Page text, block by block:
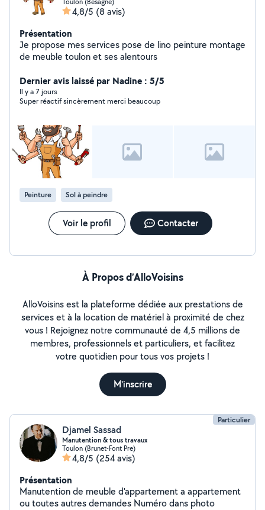
4,8/5 (8 avis)
Présentation
Je propose mes services pose de lino peinture montage
de meuble toulon et ses alentours
Dernier avis laissé par Nadine : 5/5
Il y a 7 jours
Super réactif sincèrement merci beaucoup
Peinture Sol à peindre
Voir le profil Contacter
À Propos d’AlloVoisins
AlloVoisins est la plateforme dédiée aux prestations de
services et à la location de matériel à proximité de chez
vous ! Rejoignez notre communauté de 4,5 millions de
membres, professionnels et particuliers, et facilitez
votre quotidien pour tous vos projets !
M'inscrire
Particulier
Djamel Sassad
Manutention & tous travaux
Toulon (Brunet-Font Pre)
4,8/5 (254 avis)
Présentation
Manutention de meuble d'appartement a appartement
ou toutes autres demandes Numéro dans photo